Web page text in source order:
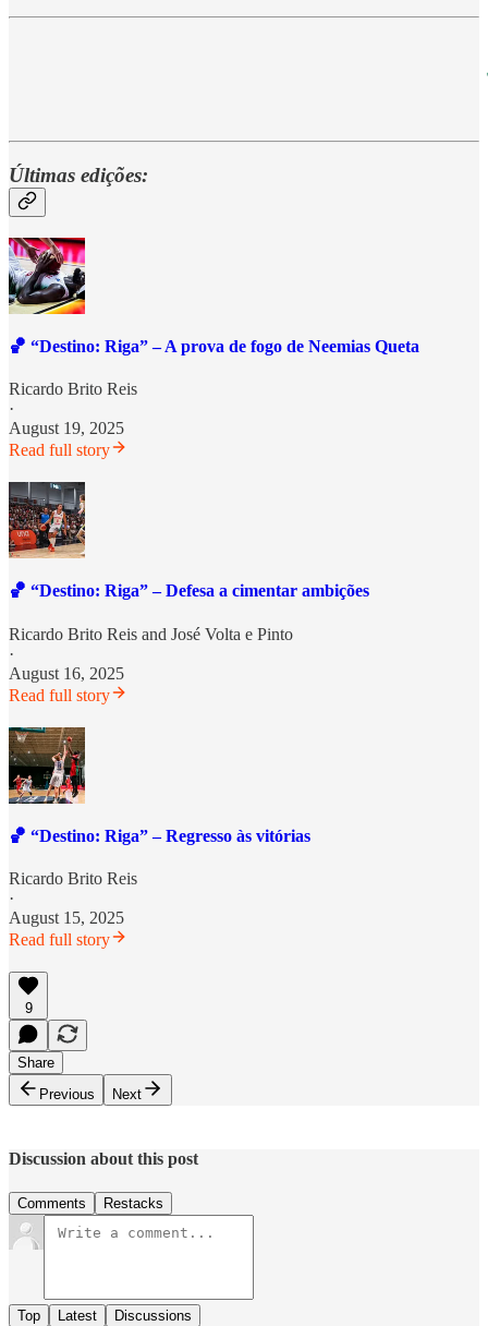
Últimas edições:
🏀 “Destino: Riga” – A prova de fogo de Neemias Queta
Ricardo Brito Reis
·
August 19, 2025
Read full story
🏀 “Destino: Riga” – Defesa a cimentar ambições
Ricardo Brito Reis and José Volta e Pinto
·
August 16, 2025
Read full story
🏀 “Destino: Riga” – Regresso às vitórias
Ricardo Brito Reis
·
August 15, 2025
Read full story
9
Share
Previous
Next
Discussion about this post
Comments Restacks
Top Latest Discussions